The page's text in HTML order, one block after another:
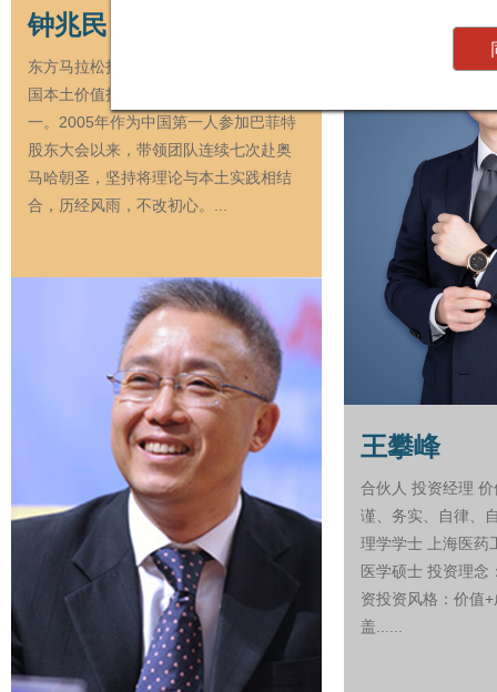
王攀峰
合伙人 投资经理
谨、务实、自律、
理学学士 上海医药
医学硕士 投资理念
资投资风格：价值
盖......
钟兆民
东方马拉松投资管理公司创始人，是中
国本土价值投资领域较早的探索者之
一。2005年作为中国第一人参加巴菲特
股东大会以来，带领团队连续七次赴奥
马哈朝圣，坚持将理论与本土实践相结
合，历经风雨，不改初心。...